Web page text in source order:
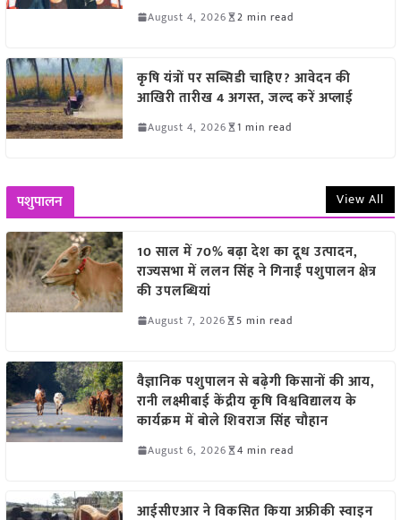
August 4, 2026 2 min read
कृषि यंत्रों पर सब्सिडी चाहिए? आवेदन की
आखिरी तारीख 4 अगस्त, जल्द करें अप्लाई
August 4, 2026 1 min read
पशुपालन View All
10 साल में 70% बढ़ा देश का दूध उत्पादन,
राज्यसभा में ललन सिंह ने गिनाईं पशुपालन क्षेत्र
की उपलब्धियां
August 7, 2026 5 min read
वैज्ञानिक पशुपालन से बढ़ेगी किसानों की आय,
रानी लक्ष्मीबाई केंद्रीय कृषि विश्वविद्यालय के
कार्यक्रम में बोले शिवराज सिंह चौहान
August 6, 2026 4 min read
आईसीएआर ने विकसित किया अफ्रीकी स्वाइन